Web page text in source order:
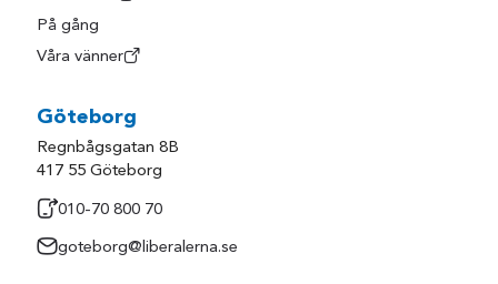
På gång
Våra vänner
Göteborg
Regnbågsgatan 8B
417 55 Göteborg
010-70 800 70
goteborg@liberalerna.se